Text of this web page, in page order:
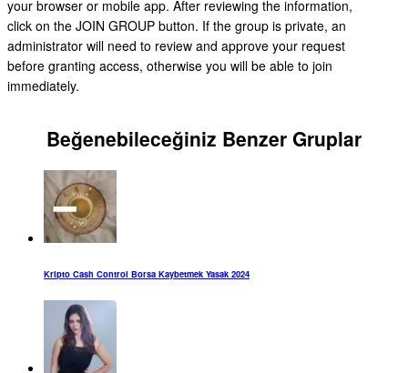
your browser or mobile app. After reviewing the information,
click on the JOIN GROUP button. If the group is private, an
administrator will need to review and approve your request
before granting access, otherwise you will be able to join
immediately.
Beğenebileceğiniz Benzer Gruplar
Kripto Cash Control Borsa Kaybetmek Yasak 2024